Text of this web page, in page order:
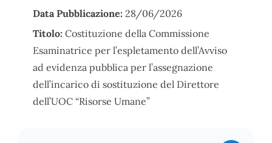
Data Pubblicazione: 28/06/2026
Titolo: Costituzione della Commissione
Esaminatrice per l’espletamento dell’Avviso
ad evidenza pubblica per l’assegnazione
dell’incarico di sostituzione del Direttore
dell’UOC “Risorse Umane”